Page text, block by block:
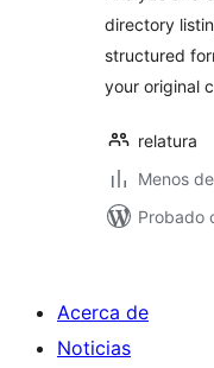
directory
structured
your original
relatura
Menos
Probado
Acerca de
Noticias